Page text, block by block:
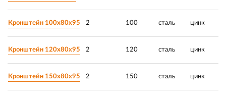
Кронштейн 100х80х95 2 100 сталь цинк
Кронштейн 120х80х95 2 120 сталь цинк
Кронштейн 150х80х95 2 150 сталь цинк